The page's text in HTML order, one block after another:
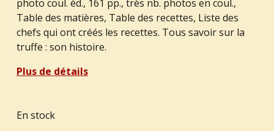
photo coul. éd., 161 pp., très nb. photos en coul.,
Table des matières, Table des recettes, Liste des
chefs qui ont créés les recettes. Tous savoir sur la
truffe : son histoire.
Plus de détails
En stock